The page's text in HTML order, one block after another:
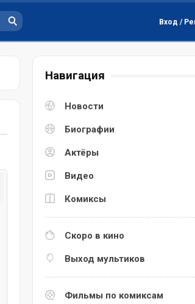
Вход /
Навигация
Новости
Биографии
Актёры
Видео
Комиксы
Скоро в кино
Выход мультиков
Фильмы по комиксам